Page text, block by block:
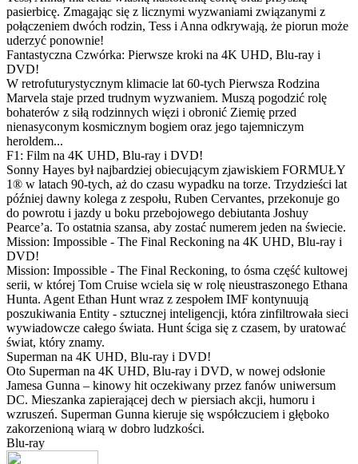
pasierbicę. Zmagając się z licznymi wyzwaniami związanymi z
połączeniem dwóch rodzin, Tess i Anna odkrywają, że piorun może
uderzyć ponownie!
Fantastyczna Czwórka: Pierwsze kroki na 4K UHD, Blu-ray i
DVD!
W retrofuturystycznym klimacie lat 60-tych Pierwsza Rodzina
Marvela staje przed trudnym wyzwaniem. Muszą pogodzić rolę
bohaterów z siłą rodzinnych więzi i obronić Ziemię przed
nienasyconym kosmicznym bogiem oraz jego tajemniczym
heroldem...
F1: Film na 4K UHD, Blu-ray i DVD!
Sonny Hayes był najbardziej obiecującym zjawiskiem FORMUŁY
1® w latach 90-tych, aż do czasu wypadku na torze. Trzydzieści lat
później dawny kolega z zespołu, Ruben Cervantes, przekonuje go
do powrotu i jazdy u boku przebojowego debiutanta Joshuy
Pearce’a. To ostatnia szansa, aby zostać numerem jeden na świecie.
Mission: Impossible - The Final Reckoning na 4K UHD, Blu-ray i
DVD!
Mission: Impossible - The Final Reckoning, to ósma część kultowej
serii, w której Tom Cruise wciela się w rolę nieustraszonego Ethana
Hunta. Agent Ethan Hunt wraz z zespołem IMF kontynuują
poszukiwania Entity - sztucznej inteligencji, która zinfiltrowała sieci
wywiadowcze całego świata. Hunt ściga się z czasem, by uratować
świat, który znamy.
Superman na 4K UHD, Blu-ray i DVD!
Oto Superman na 4K UHD, Blu-ray i DVD, w nowej odsłonie
Jamesa Gunna – kinowy hit oczekiwany przez fanów uniwersum
DC. Mieszanka zapierającej dech w piersiach akcji, humoru i
wzruszeń. Superman Gunna kieruje się współczuciem i głęboko
zakorzenioną wiarą w dobro ludzkości.
Blu-ray